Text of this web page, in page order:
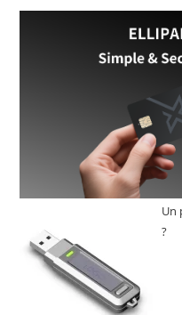
Afrique
Un
?